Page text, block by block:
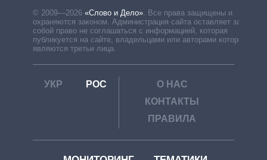
© 2009—2026 «Слово и Дело». Все права защищены и
охраняются законом. Администрация сайта оставляет за
собой право не соглашаться с информацией, которая
публикуется на сайте, владельцами или авторами которой
являются третьи лица.
УКР РОС
О НАС
КОНТАКТЫ
ПРАВИЛА